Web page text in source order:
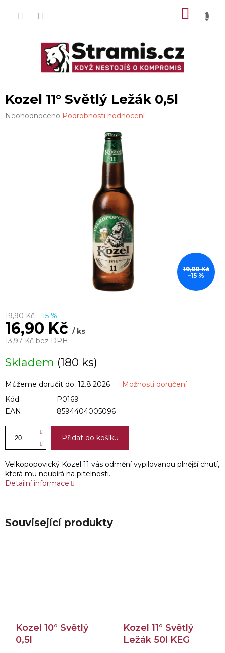
Kozel 11° Světlý Ležák 0,5l
Průměrné
Neohodnoceno Podrobnosti hodnocení
19,90 Kč
–15 %
19,90 Kč –15 %
16,90 Kč/ ks
13,97 Kč bez DPH
cena:
Skladem (180 ks)
Můžeme doručit do: 12.8.2026
Možnosti doručení
Kód:
P0169
EAN:
8594404005096
Přidat do košíku
Velkopopovický Kozel 11 vás odmění vypilovanou plnější chutí,
která mu neubírá na pitelnosti.
Detailní informace
Související produkty
Kozel 10° Světlý
0,5l
Kozel 11° Světlý
Ležák 50l KEG